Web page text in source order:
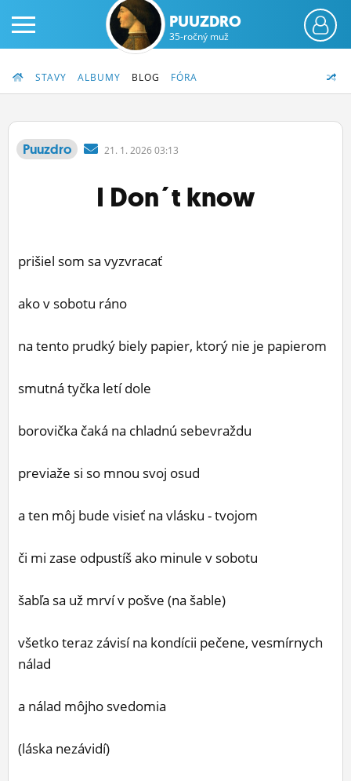
PRIHLÁS SA
ČINŽIAK
STATUSY
BLOGY
OBRÁZKY
MÔJ PROFIL
NASTAVENIA
ROLETA
PUUZDRO
35-ročný muž
STAVY ALBUMY BLOG FÓRA
Puuzdro 21. 1. 2026 03:13
I Don´t know
prišiel som sa vyzvracať
ako v sobotu ráno
na tento prudký biely papier, ktorý nie je papierom
smutná tyčka letí dole
borovička čaká na chladnú sebevraždu
previaže si so mnou svoj osud
a ten môj bude visieť na vlásku - tvojom
či mi zase odpustíš ako minule v sobotu
šabľa sa už mrví v pošve (na šable)
všetko teraz závisí na kondícii pečene, vesmírnych
nálad
a nálad môjho svedomia
(láska nezávidí)